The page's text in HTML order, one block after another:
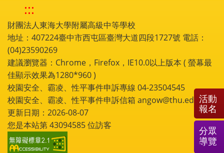
:::
財團法人東海大學附屬高級中等學校
地址：407224臺中市西屯區臺灣大道四段1727號 電話：
(04)23590269
建議瀏覽器：Chrome，Firefox，IE10.0以上版本 ( 螢幕最
佳顯示效果為1280*960 )
校園安全、霸凌、性平事件申訴專線 04-23504545
校園安全、霸凌、性平事件申訴信箱 angow@thu.edu.tw
更新日期：2026-08-07
您是本站第43094585位訪客
活動
報名
分眾
導覽